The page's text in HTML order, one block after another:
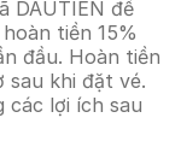
DAUTIEN để
tiền 15%
đầu. Hoàn tiền
sau khi đặt vé.
các lợi ích sau